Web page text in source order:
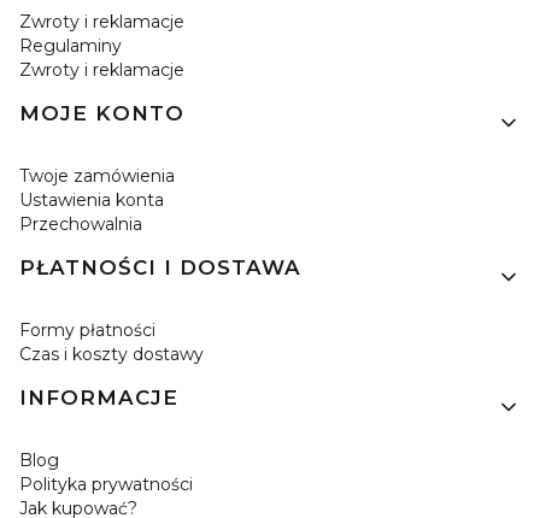
Zwroty i reklamacje
Regulaminy
Zwroty i reklamacje
MOJE KONTO
Twoje zamówienia
Ustawienia konta
Przechowalnia
PŁATNOŚCI I DOSTAWA
Formy płatności
Czas i koszty dostawy
INFORMACJE
Blog
Polityka prywatności
Jak kupować?